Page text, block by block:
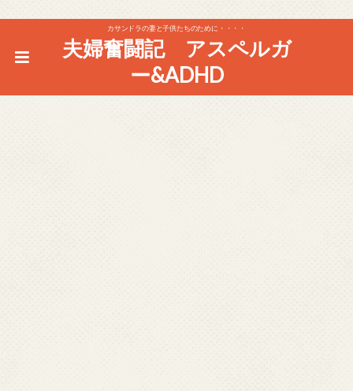
カサンドラの妻と子供たちのために・・・・
夫婦奮闘記 アスペルガ
ー&ADHD